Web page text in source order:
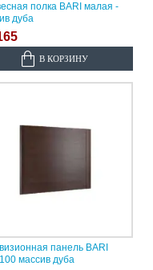
полка BARI малая -
дуба
В КОРЗИНУ
панель BARI
массив дуба